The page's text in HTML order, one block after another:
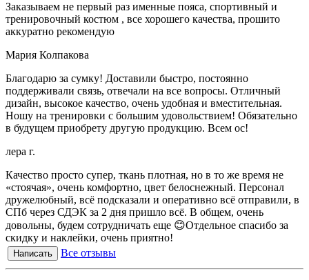
Заказываем не первый раз именные пояса, спортивный и
тренировочный костюм , все хорошего качества, прошито
аккуратно рекомендую
Мария Колпакова
Благодарю за сумку! Доставили быстро, постоянно
поддерживали связь, отвечали на все вопросы. Отличный
дизайн, высокое качество, очень удобная и вместительная.
Ношу на тренировки с большим удовольствием! Обязательно
в будущем приобрету другую продукцию. Всем ос!
лера г.
Качество просто супер, ткань плотная, но в то же время не
«стоячая», очень комфортно, цвет белоснежный. Персонал
дружелюбный, всё подсказали и оперативно всё отправили, в
СПб через СДЭК за 2 дня пришло всё. В общем, очень
довольны, будем сотрудничать еще 😊Отдельное спасибо за
скидку и наклейки, очень приятно!
Написать Все отзывы